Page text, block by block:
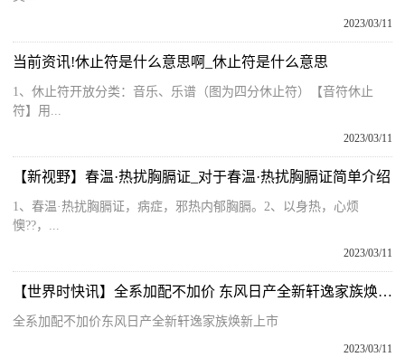
2023/03/11
当前资讯!休止符是什么意思啊_休止符是什么意思
1、休止符开放分类：音乐、乐谱（图为四分休止符）【音符休止
符】用...
2023/03/11
【新视野】春温·热扰胸膈证_对于春温·热扰胸膈证简单介绍
1、春温·热扰胸膈证，病症，邪热内郁胸膈。2、以身热，心烦
懊??，...
2023/03/11
【世界时快讯】全系加配不加价 东风日产全新轩逸家族焕新上市
全系加配不加价东风日产全新轩逸家族焕新上市
2023/03/11